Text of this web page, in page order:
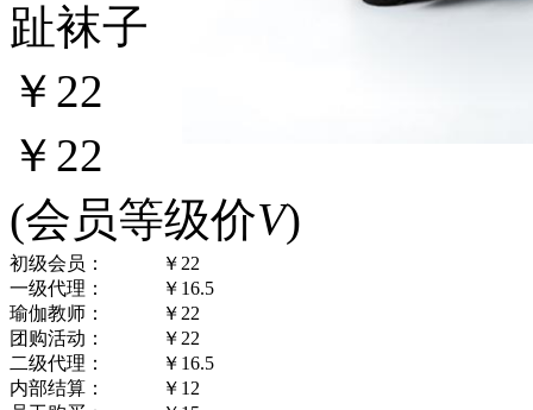
趾袜子
￥22
￥22
(会员等级价V)
初级会员：
￥22
一级代理：
￥16.5
瑜伽教师：
￥22
团购活动：
￥22
二级代理：
￥16.5
内部结算：
￥12